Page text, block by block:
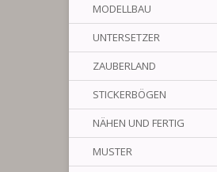
MODELLBAU
UNTERSETZER
ZAUBERLAND
STICKERBÖGEN
NÄHEN UND FERTIG
MUSTER